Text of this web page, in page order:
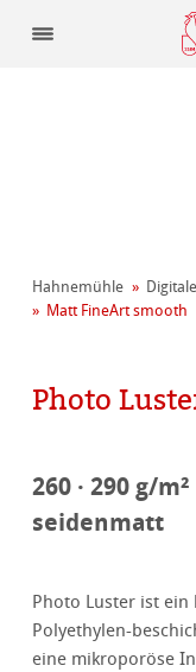
Hahnemühle
Matt FineArt smooth
Photo
260 · 290 g/
seidenmatt
Photo Luster ist ein
Polyethylen-
eine mikroporöse